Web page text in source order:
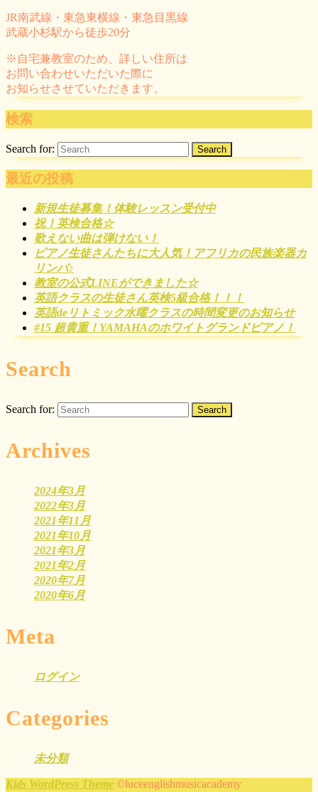
JR南武線・東急東横線・東急目黒線
武蔵小杉駅から徒歩20分
※自宅兼教室のため、詳しい住所は
お問い合わせいただいた際に
お知らせさせていただきます。
検索
Search for:
最近の投稿
新規生徒募集！体験レッスン受付中
祝！英検合格☆
歌えない曲は弾けない！
ピアノ生徒さんたちに大人気！アフリカの民族楽器カ
リンバ♪
教室の公式LINEができました☆
英語クラスの生徒さん英検5級合格！！！
英語deリトミック水曜クラスの時間変更のお知らせ
#15 超貴重！YAMAHAのホワイトグランドピアノ！
Search
Search for:
Archives
2024年3月
2022年3月
2021年11月
2021年10月
2021年3月
2021年2月
2020年7月
2020年6月
Meta
ログイン
Categories
未分類
Kids WordPress Theme ©luceenglishmusicacademy